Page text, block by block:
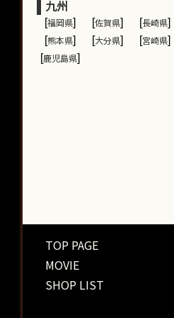
九州
[福岡県] [佐賀県] [長崎県]
[熊本県] [大分県] [宮崎県]
[鹿児島県]
TOP PAGE
MOVIE
SHOP LIST